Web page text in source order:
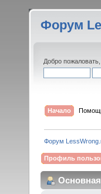
Форум
Добро пожаловать,
Начало
Форум
Профиль